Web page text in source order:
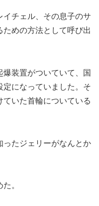
イチェル、その息子のサ
ための方法として呼び出
装置がついていて、国
になっていました。そ
ていた首輪についている
ったジェリーがなんとか
。